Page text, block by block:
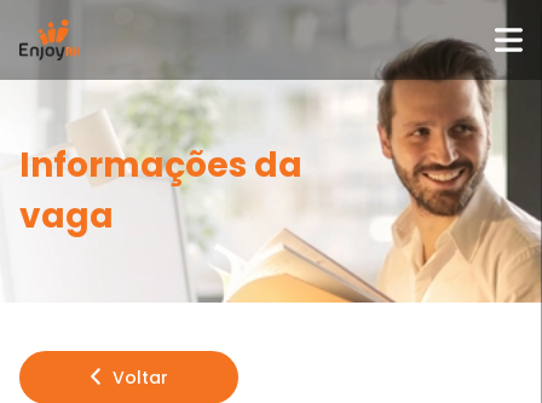
Informações da
vaga
Voltar